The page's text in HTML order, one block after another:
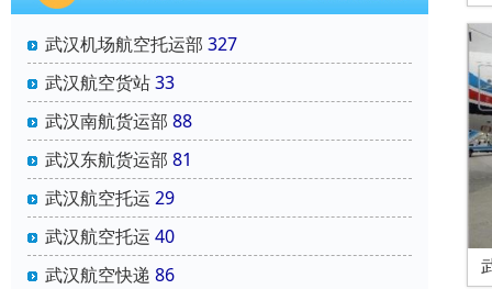
武汉机场航空托运部 327
武汉航空货站33
武汉南航货运部 88
武汉东航货运部 81
武汉航空托运 29
武汉航空托运 40
武汉航空快递 86